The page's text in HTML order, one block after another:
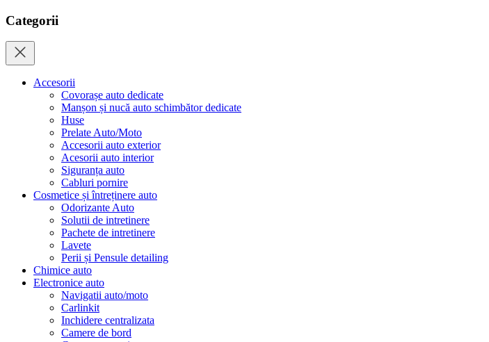
Categorii
Accesorii
Covorașe auto dedicate
Manșon și nucă auto schimbător dedicate
Huse
Prelate Auto/Moto
Accesorii auto exterior
Acesorii auto interior
Siguranța auto
Cabluri pornire
Cosmetice și întreținere auto
Odorizante Auto
Solutii de intretinere
Pachete de intretinere
Lavete
Perii și Pensule detailing
Chimice auto
Electronice auto
Navigatii auto/moto
Carlinkit
Inchidere centralizata
Camere de bord